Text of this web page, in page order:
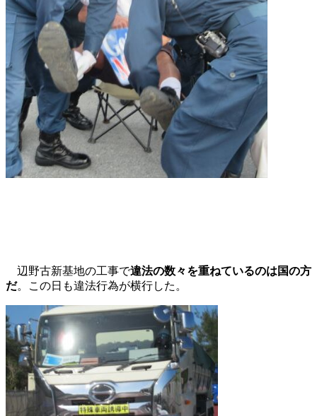
辺野古新基地の工事で違法の数々を重ねているのは国の方
だ。この日も違法行為が横行した。